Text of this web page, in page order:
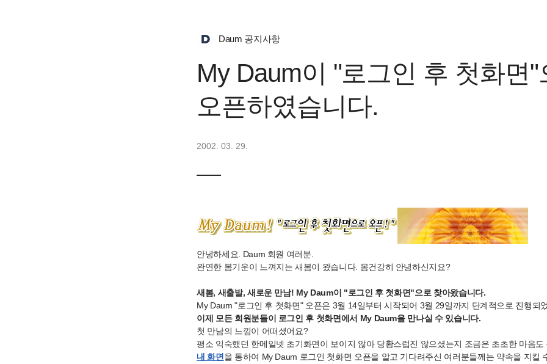
Daum 공지사항
My Daum이 "로그인 후 첫화면"
오픈하였습니다.
2002. 03. 29.
안녕하세요. Daum 회원 여러분.
완연한 봄기운이 느껴지는 새봄이 왔습니다. 몸건강히 안녕하신지요?
새봄, 새출발, 새로운 만남! My Daum이 "로그인 후 첫화면"으로 찾아왔습니다.
My Daum "로그인 후 첫화면" 오픈은 3월 14일부터 시작되어 3월 29일까지 단계적으로 진행되
이제 모든 회원분들이 로그인 후 첫화면에서 My Daum을 만나실 수 있습니다.
첫 만남의 느낌이 어떠셨어요?
평소 익숙했던 한메일넷 초기화면이 보이지 않아 당황스럽진 않으셨는지 조금은 초초한 마음
내 화면 을 통하여 My Daum 로그인 첫화면 오픈을 알고 기다려주신 여러분들께는 약속을 지킬